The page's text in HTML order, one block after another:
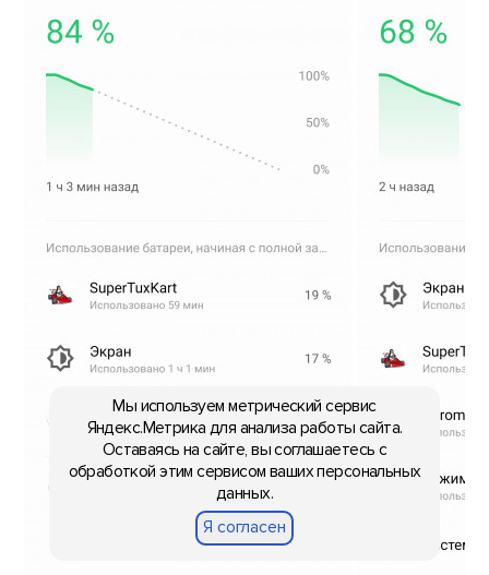
Мы используем метрический сервис
Яндекс.Метрика для анализа работы сайта.
Оставаясь на сайте, вы соглашаетесь с
обработкой этим сервисом ваших персональных
данных.
Я согласен